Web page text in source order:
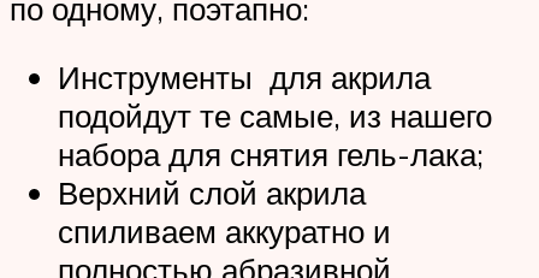
по одному, поэтапно:
Инструменты для акрила
подойдут те самые, из нашего
набора для снятия гель-лака;
Верхний слой акрила
спиливаем аккуратно и
полностью абразивной